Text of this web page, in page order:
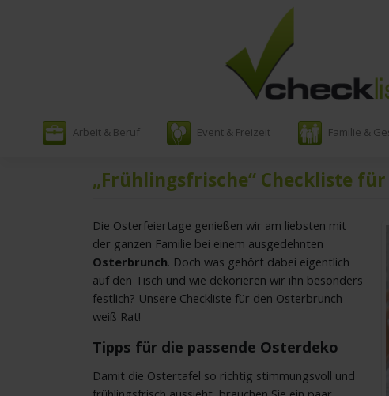
Arbeit & Beruf Event & Freizeit Familie &
„Frühlingsfrische“ Checkliste
Die Osterfeiertage genießen wir am liebsten mit
der ganzen Familie bei einem ausgedehnten
Osterbrunch. Doch was gehört dabei eigentlich
auf den Tisch und wie dekorieren wir ihn besonders
festlich? Unsere Checkliste für den Osterbrunch
weiß Rat!
Tipps für die passende Osterdeko
Damit die Ostertafel so richtig stimmungsvoll und